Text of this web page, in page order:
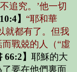
追究。’他一切
】 “耶和華
就都有了。但我
戰兢的人（“虛
66:2】 耶穌的大
要在他們裏面